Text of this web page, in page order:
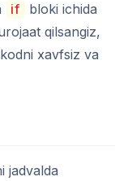
if
bloki ichida
qilsangiz,
xavfsiz va
jadvalda